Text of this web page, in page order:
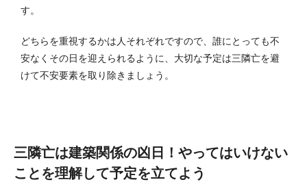
す。
どちらを重視するかは人それぞれですので、誰にとっても不
安なくその日を迎えられるように、大切な予定は三隣亡を避
けて不安要素を取り除きましょう。
三隣亡は建築関係の凶日！やってはいけない
ことを理解して予定を立てよう